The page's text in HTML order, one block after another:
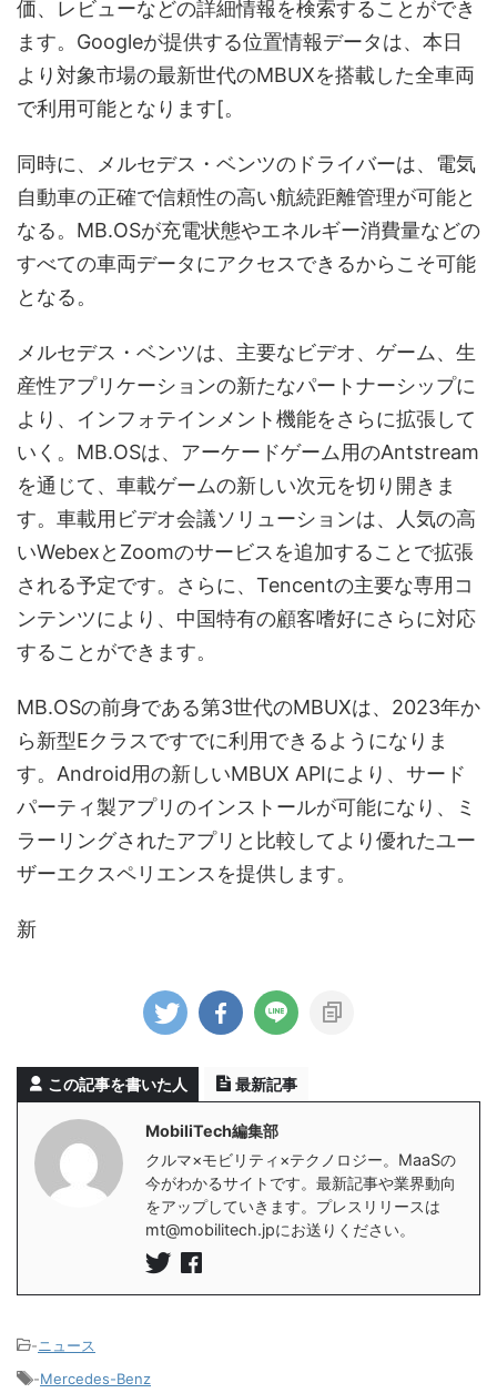
価、レビューなどの詳細情報を検索することができ
ます。Googleが提供する位置情報データは、本日
より対象市場の最新世代のMBUXを搭載した全車両
で利用可能となります[。
同時に、メルセデス・ベンツのドライバーは、電気
自動車の正確で信頼性の高い航続距離管理が可能と
なる。MB.OSが充電状態やエネルギー消費量などの
すべての車両データにアクセスできるからこそ可能
となる。
メルセデス・ベンツは、主要なビデオ、ゲーム、生
産性アプリケーションの新たなパートナーシップに
より、インフォテインメント機能をさらに拡張して
いく。MB.OSは、アーケードゲーム用のAntstream
を通じて、車載ゲームの新しい次元を切り開きま
す。車載用ビデオ会議ソリューションは、人気の高
いWebexとZoomのサービスを追加することで拡張
される予定です。さらに、Tencentの主要な専用コ
ンテンツにより、中国特有の顧客嗜好にさらに対応
することができます。
MB.OSの前身である第3世代のMBUXは、2023年か
ら新型Eクラスですでに利用できるようになりま
す。Android用の新しいMBUX APIにより、サード
パーティ製アプリのインストールが可能になり、ミ
ラーリングされたアプリと比較してより優れたユー
ザーエクスペリエンスを提供します。
新
この記事を書いた人 最新記事
MobiliTech編集部
クルマ×モビリティ×テクノロジー。MaaSの
今がわかるサイトです。最新記事や業界動向
をアップしていきます。プレスリリースは
mt@mobilitech.jpにお送りください。
-ニュース
-Mercedes-Benz